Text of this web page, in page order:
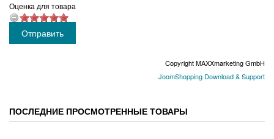
Оценка для товара
Copyright MAXXmarketing GmbH
JoomShopping Download & Support
ПОСЛЕДНИЕ ПРОСМОТРЕННЫЕ ТОВАРЫ